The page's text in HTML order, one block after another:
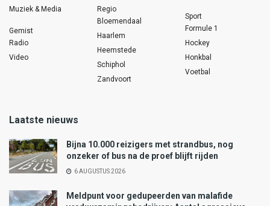
Muziek & Media
Gemist
Radio
Video
Regio
Bloemendaal
Haarlem
Heemstede
Schiphol
Zandvoort
Sport
Formule 1
Hockey
Honkbal
Voetbal
Laatste nieuws
Bijna 10.000 reizigers met strandbus, nog
onzeker of bus na de proef blijft rijden
6 AUGUSTUS 2026
Meldpunt voor gedupeerden van malafide